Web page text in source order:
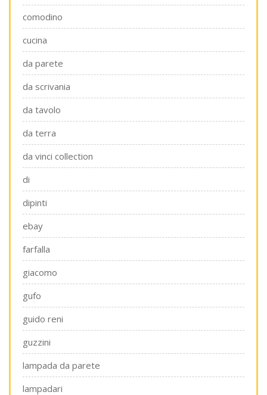
comodino
cucina
da parete
da scrivania
da tavolo
da terra
da vinci collection
di
dipinti
ebay
farfalla
giacomo
gufo
guido reni
guzzini
lampada da parete
lampadari